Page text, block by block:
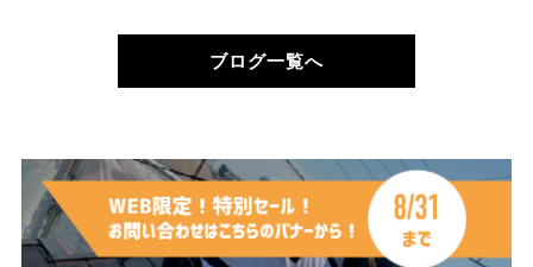
ブログ一覧へ